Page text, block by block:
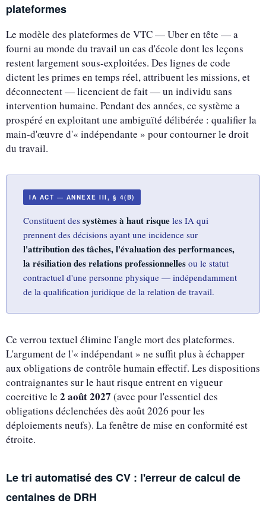
plateformes
Le modèle des plateformes de VTC — Uber en tête — a
fourni au monde du travail un cas d'école dont les leçons
restent largement sous-exploitées. Des lignes de code
dictent les primes en temps réel, attribuent les missions, et
déconnectent — licencient de fait — un individu sans
intervention humaine. Pendant des années, ce système a
prospéré en exploitant une ambiguïté délibérée : qualifier la
main-d'œuvre d'« indépendante » pour contourner le droit
du travail.
IA ACT — ANNEXE III, § 4(B)
Constituent des systèmes à haut risque les IA qui
prennent des décisions ayant une incidence sur
l'attribution des tâches, l'évaluation des performances,
la résiliation des relations professionnelles ou le statut
contractuel d'une personne physique — indépendamment
de la qualification juridique de la relation de travail.
Ce verrou textuel élimine l'angle mort des plateformes.
L'argument de l'« indépendant » ne suffit plus à échapper
aux obligations de contrôle humain effectif. Les dispositions
contraignantes sur le haut risque entrent en vigueur
coercitive le 2 août 2027 (avec pour l'essentiel des
obligations déclenchées dès août 2026 pour les
déploiements neufs). La fenêtre de mise en conformité est
étroite.
Le tri automatisé des CV : l'erreur de calcul de
centaines de DRH